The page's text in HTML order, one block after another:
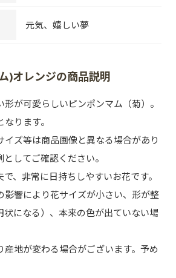
元気、嬉しい夢
)オレンジの商品説明
形が可愛らしいピンポンマム（菊）。
ります。
イズ等は商品画像と異なる場合があり
してご確認ください。
、非常に日持ちしやすいお花です。
影響により花サイズが小さい、形が整
状になる）、本来の色が出ていない場
産地が変わる場合がございます。予め